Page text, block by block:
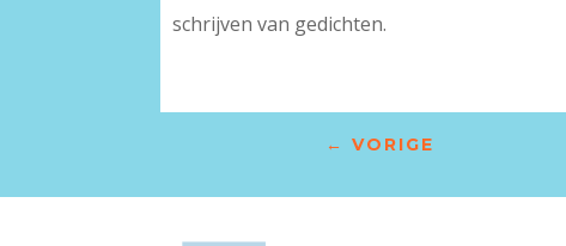
schrijven van gedichten.
← VORIGE